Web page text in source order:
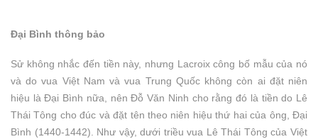
Đại Bình thông bảo
Sử không nhắc đến tiền này, nhưng Lacroix công bố mẫu của nó
và do vua Việt Nam và vua Trung Quốc không còn ai đặt niên
hiệu là Đại Bình nữa, nên Đỗ Văn Ninh cho rằng đó là tiền do Lê
Thái Tông cho đúc và đặt tên theo niên hiệu thứ hai của ông, Đại
Bình (1440-1442). Như vậy, dưới triều vua Lê Thái Tông của Việt